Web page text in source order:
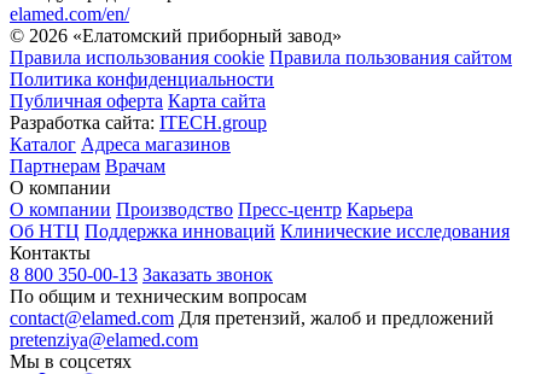
elamed.com/en/
© 2026 «Елатомский приборный завод»
Правила использования cookie Правила пользования сайтом
Политика конфиденциальности
Публичная оферта Карта сайта
Разработка сайта: ITECH.group
Каталог Адреса магазинов
Партнерам Врачам
О компании
О компании Производство Пресс-центр Карьера
Об НТЦ Поддержка инноваций Клинические исследования
Контакты
8 800 350-00-13 Заказать звонок
По общим и техническим вопросам
contact@elamed.com Для претензий, жалоб и предложений
pretenziya@elamed.com
Мы в соцсетях